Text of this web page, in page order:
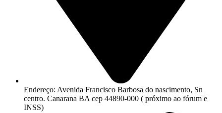
Endereço: Avenida Francisco Barbosa do nascimento, Sn
centro. Canarana BA cep 44890-000 ( próximo ao fórum e
INSS)